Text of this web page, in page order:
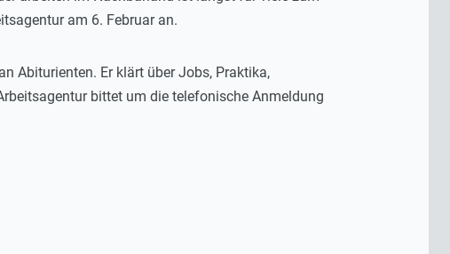
am 6. Februar an.
Abiturienten. Er klärt über Jobs, Praktika,
bittet um die telefonische Anmeldung